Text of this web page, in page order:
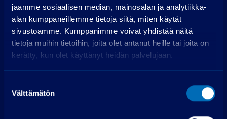
jaamme sosiaalisen median, mainosalan ja analytiikka-
alan kumppaneillemme tietoja siitä, miten käytät
sivustoamme. Kumppanimme voivat yhdistää näitä
tietoja muihin tietoihin, joita olet antanut heille tai joita on
kerätty, kun olet käyttänyt heidän palvelujaan.
valinta
Välttämätön
Todellinen vuosikorko
6,3 %
Luottokustannukset
5 047,40 €
Hae rahoitusta
Edellyttää myönteisen luottopäätöksen.